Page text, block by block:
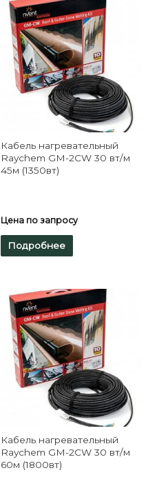
Кабель нагревательный
Raychem GM-2CW 30 вт/м
45м (1350вт)
Цена по запросу
Подробнее
Кабель нагревательный
Raychem GM-2CW 30 вт/м
60м (1800вт)